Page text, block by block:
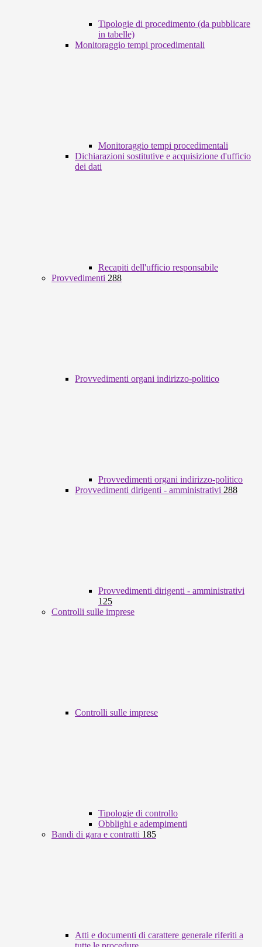
Tipologie di procedimento (da pubblicare
in tabelle)
Monitoraggio tempi procedimentali
Monitoraggio tempi procedimentali
Dichiarazioni sostitutive e acquisizione d'ufficio
dei dati
Recapiti dell'ufficio responsabile
Provvedimenti 288
Provvedimenti organi indirizzo-politico
Provvedimenti organi indirizzo-politico
Provvedimenti dirigenti - amministrativi 288
Provvedimenti dirigenti - amministrativi
125
Controlli sulle imprese
Controlli sulle imprese
Tipologie di controllo
Obblighi e adempimenti
Bandi di gara e contratti 185
Atti e documenti di carattere generale riferiti a